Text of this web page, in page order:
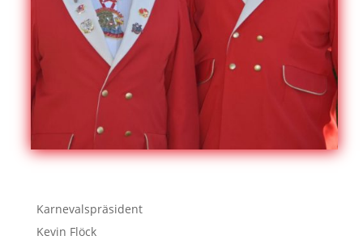
Karnevalspräsident
Kevin Flöck